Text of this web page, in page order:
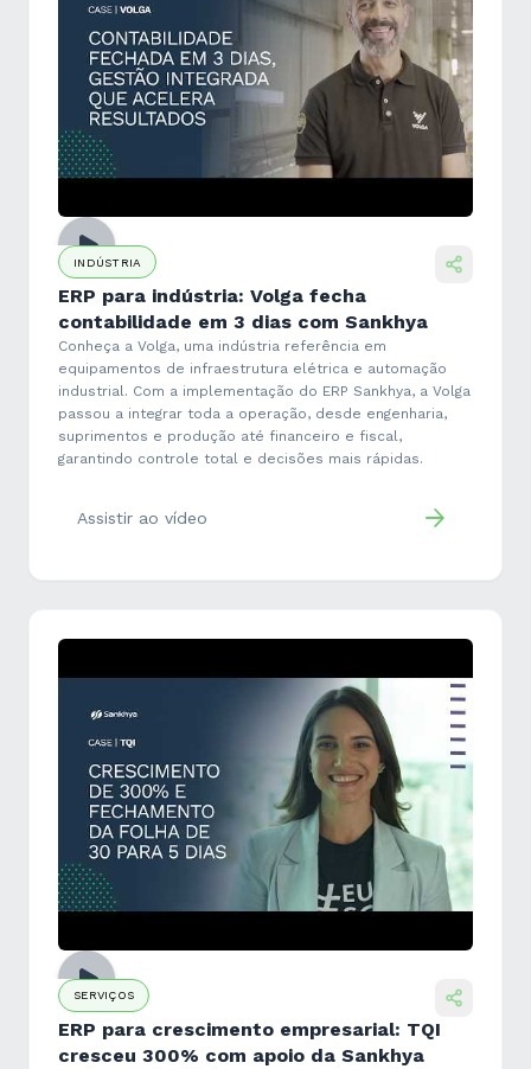
INDÚSTRIA
ERP para indústria: Volga fecha
contabilidade em 3 dias com Sankhya
Conheça a Volga, uma indústria referência em
equipamentos de infraestrutura elétrica e automação
industrial. Com a implementação do ERP Sankhya, a Volga
passou a integrar toda a operação, desde engenharia,
suprimentos e produção até financeiro e fiscal,
garantindo controle total e decisões mais rápidas.
Assistir ao vídeo
SERVIÇOS
ERP para crescimento empresarial: TQI
cresceu 300% com apoio da Sankhya